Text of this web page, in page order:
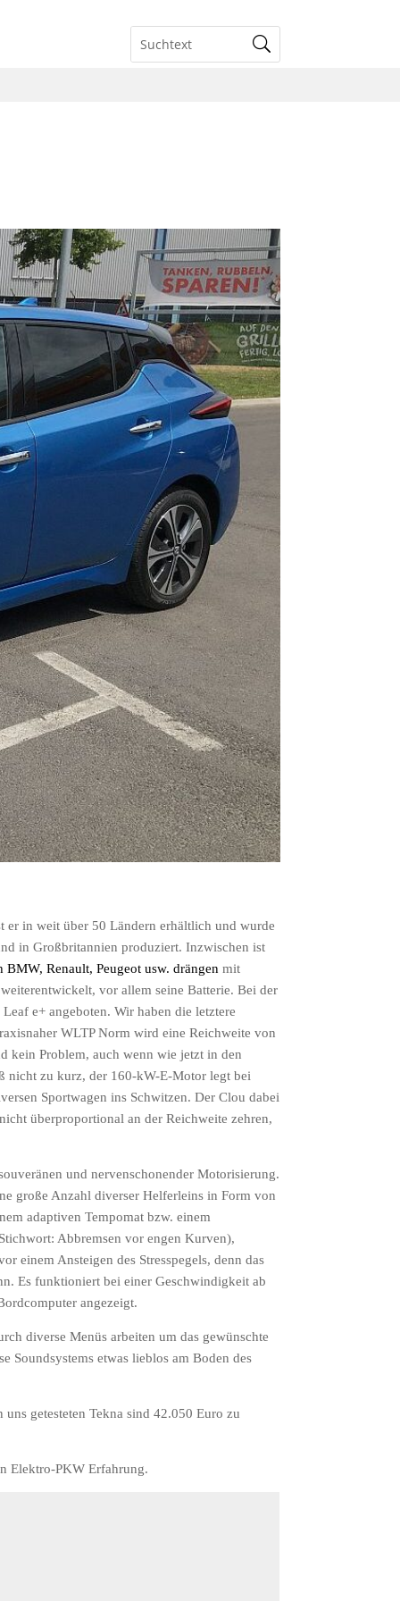
er in weit über 50 Ländern erhältlich und wurde
in Großbritannien produziert. Inzwischen ist
BMW, Renault, Peugeot usw.drängen mit
vor allem seine Batterie. Bei der
e+ angeboten. Wir haben die letztere
WLTP Norm wird eine Reichweite von
kein Problem, auch wenn wie jetzt in den
nicht zu kurz, der 160-kW-E-Motor legt bei
Sportwagen ins Schwitzen. Der Clou dabei
überproportional an der Reichweite zehren,
und nervenschonender Motorisierung.
große Anzahl diverser Helferleins in Form von
adaptiven Tempomat bzw. einem
Abbremsen vor engen Kurven),
einem Ansteigen des Stresspegels, denn das
Es funktioniert bei einer Geschwindigkeit ab
angezeigt.
diverse Menüs arbeiten um das gewünschte
Soundsystems etwas lieblos am Boden des
getesteten Tekna sind 42.050 Euro zu
Elektro-PKW Erfahrung.